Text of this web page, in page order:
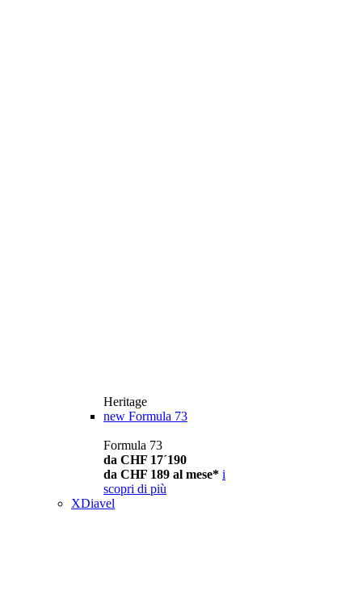
Heritage
new Formula 73
Formula 73
da CHF 17´190
da CHF 189 al mese* i
scopri di più
XDiavel